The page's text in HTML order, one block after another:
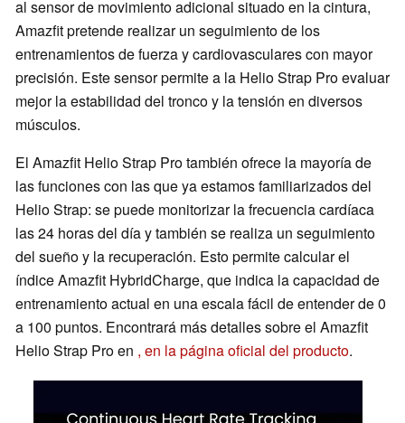
al sensor de movimiento adicional situado en la cintura,
Amazfit pretende realizar un seguimiento de los
entrenamientos de fuerza y cardiovasculares con mayor
precisión. Este sensor permite a la Helio Strap Pro evaluar
mejor la estabilidad del tronco y la tensión en diversos
músculos.
El Amazfit Helio Strap Pro también ofrece la mayoría de
las funciones con las que ya estamos familiarizados del
Helio Strap: se puede monitorizar la frecuencia cardíaca
las 24 horas del día y también se realiza un seguimiento
del sueño y la recuperación. Esto permite calcular el
índice Amazfit HybridCharge, que indica la capacidad de
entrenamiento actual en una escala fácil de entender de 0
a 100 puntos. Encontrará más detalles sobre el Amazfit
Helio Strap Pro en , en la página oficial del producto.